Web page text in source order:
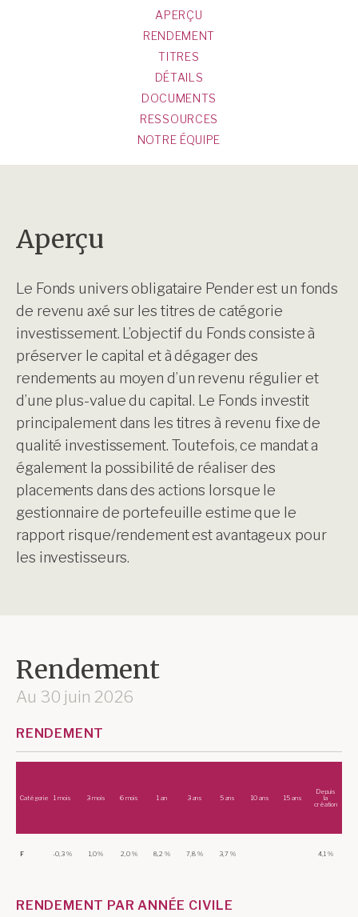
APERÇU
RENDEMENT
TITRES
DÉTAILS
DOCUMENTS
RESSOURCES
NOTRE ÉQUIPE
Aperçu
Le Fonds univers obligataire Pender est un fonds
de revenu axé sur les titres de catégorie
investissement. L’objectif du Fonds consiste à
préserver le capital et à dégager des
rendements au moyen d’un revenu régulier et
d’une plus-value du capital. Le Fonds investit
principalement dans les titres à revenu fixe de
qualité investissement. Toutefois, ce mandat a
également la possibilité de réaliser des
placements dans des actions lorsque le
gestionnaire de portefeuille estime que le
rapport risque/rendement est avantageux pour
les investisseurs.
Rendement
Au 30 juin 2026
RENDEMENT
Catégorie 1 mois 3 mois 6 mois 1 an 3 ans 5 ans 10 ans 15 ans
Depuis
la
création
F -0,3 % 1,0 % 2,0 % 8,2 % 7,8 % 3,7 % 4,1 %
RENDEMENT PAR ANNÉE CIVILE